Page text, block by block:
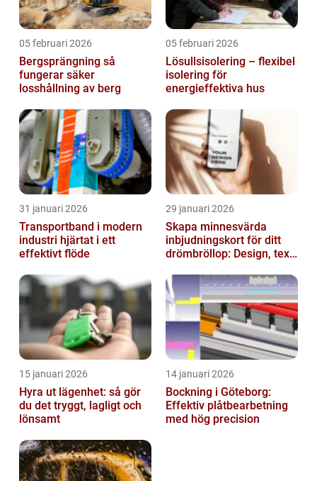
05 februari 2026
Bergsprängning så
fungerar säker
losshållning av berg
05 februari 2026
Lösullsisolering – flexibel
isolering för
energieffektiva hus
31 januari 2026
Transportband i modern
industri hjärtat i ett
effektivt flöde
29 januari 2026
Skapa minnesvärda
inbjudningskort för ditt
drömbröllop: Design, text
15 januari 2026
Hyra ut lägenhet: så gör
du det tryggt, lagligt och
lönsamt
14 januari 2026
Bockning i Göteborg:
Effektiv plåtbearbetning
med hög precision